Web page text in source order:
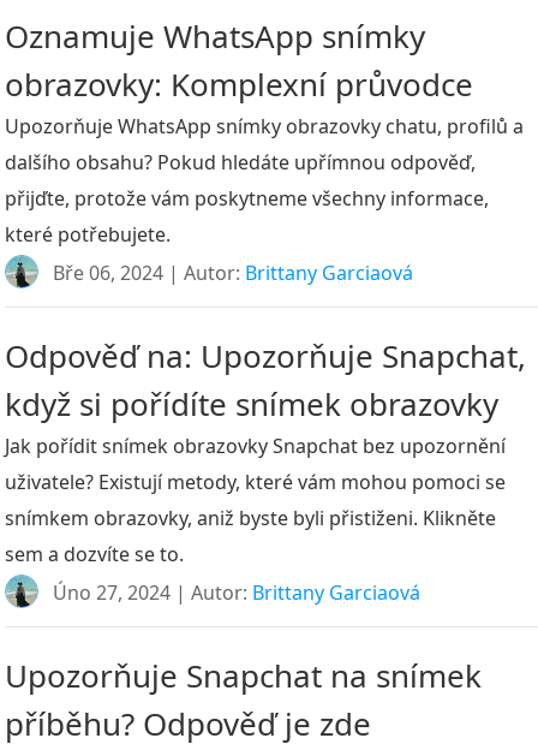
Oznamuje WhatsApp snímky
obrazovky: Komplexní průvodce
Upozorňuje WhatsApp snímky obrazovky chatu, profilů a
dalšího obsahu? Pokud hledáte upřímnou odpověď,
přijďte, protože vám poskytneme všechny informace,
které potřebujete.
Bře 06, 2024 | Autor: Brittany Garciaová
Odpověď na: Upozorňuje Snapchat,
když si pořídíte snímek obrazovky
Jak pořídit snímek obrazovky Snapchat bez upozornění
uživatele? Existují metody, které vám mohou pomoci se
snímkem obrazovky, aniž byste byli přistiženi. Klikněte
sem a dozvíte se to.
Úno 27, 2024 | Autor: Brittany Garciaová
Upozorňuje Snapchat na snímek
příběhu? Odpověď je zde